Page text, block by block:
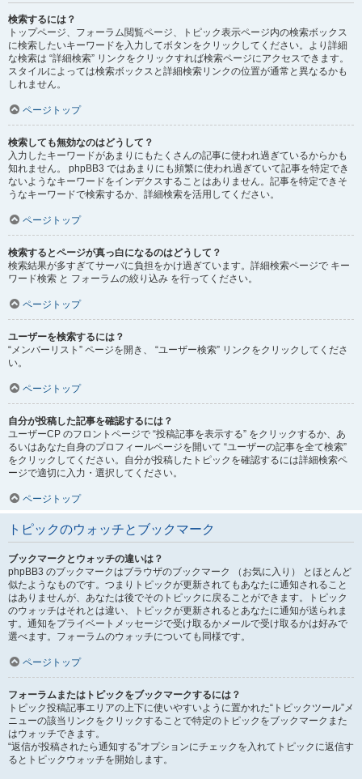
検索するには？
トップページ、フォーラム閲覧ページ、トピック表示ページ内の検索ボックス
に検索したいキーワードを入力してボタンをクリックしてください。より詳細
な検索は “詳細検索” リンクをクリックすれば検索ページにアクセスできます。
スタイルによっては検索ボックスと詳細検索リンクの位置が通常と異なるかも
しれません。
ページトップ
検索しても無効なのはどうして？
入力したキーワードがあまりにもたくさんの記事に使われ過ぎているからかも
知れません。 phpBB3 ではあまりにも頻繁に使われ過ぎていて記事を特定でき
ないようなキーワードをインデクスすることはありません。記事を特定できそ
うなキーワードで検索するか、詳細検索を活用してください。
ページトップ
検索するとページが真っ白になるのはどうして？
検索結果が多すぎてサーバに負担をかけ過ぎています。詳細検索ページで キー
ワード検索 と フォーラムの絞り込み を行ってください。
ページトップ
ユーザーを検索するには？
“メンバーリスト” ページを開き、 “ユーザー検索” リンクをクリックしてくださ
い。
ページトップ
自分が投稿した記事を確認するには？
ユーザーCP のフロントページで “投稿記事を表示する” をクリックするか、あ
るいはあなた自身のプロフィールページを開いて “ユーザーの記事を全て検索”
をクリックしてください。自分が投稿したトピックを確認するには詳細検索ペ
ージで適切に入力・選択してください。
ページトップ
トピックのウォッチとブックマーク
ブックマークとウォッチの違いは？
phpBB3 のブックマークはブラウザのブックマーク （お気に入り） とほとんど
似たようなものです。つまりトピックが更新されてもあなたに通知されること
はありませんが、あなたは後でそのトピックに戻ることができます。トピック
のウォッチはそれとは違い、トピックが更新されるとあなたに通知が送られま
す。通知をプライベートメッセージで受け取るかメールで受け取るかは好みで
選べます。フォーラムのウォッチについても同様です。
ページトップ
フォーラムまたはトピックをブックマークするには？
トピック投稿記事エリアの上下に使いやすいように置かれた“トピックツール”メ
ニューの該当リンクをクリックすることで特定のトピックをブックマークまた
はウォッチできます。
“返信が投稿されたら通知する”オプションにチェックを入れてトピックに返信す
るとトピックウォッチを開始します。